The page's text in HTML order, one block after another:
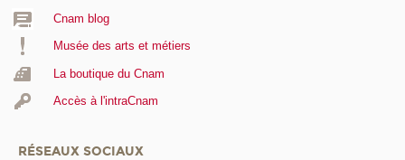
Cnam blog
Musée des arts et métiers
La boutique du Cnam
Accès à l'intraCnam
RÉSEAUX SOCIAUX